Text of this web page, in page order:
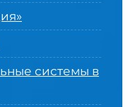
системы в